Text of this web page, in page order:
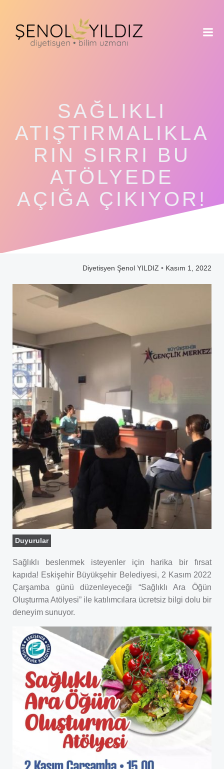
SAĞLIKLI
ATIŞTIRMALIKLA
RIN SIRRI BU
ATÖLYEDE
AÇIĞA ÇIKIYOR!
Diyetisyen Şenol YILDIZ • Kasım 1, 2022
Duyurular
Sağlıklı beslenmek isteyenler için harika bir fırsat
kapıda! Eskişehir Büyükşehir Belediyesi, 2 Kasım 2022
Çarşamba günü düzenleyeceği “Sağlıklı Ara Öğün
Oluşturma Atölyesi” ile katılımcılara ücretsiz bilgi dolu bir
deneyim sunuyor.